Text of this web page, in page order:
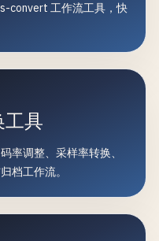
convert 工作流工具，快
工具
率调整、采样率转换、
档工作流。